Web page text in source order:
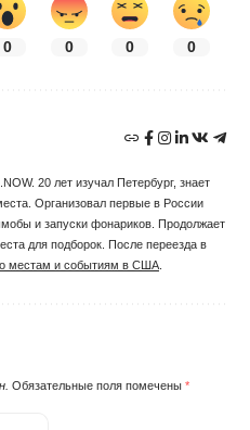
0 0 0 0
20 лет изучал Петербург, знает
Организовал первые в России
и запуски фонариков. Продолжает
для подборок. После переезда в
местам и событиям в США
Обязательные поля помечены *